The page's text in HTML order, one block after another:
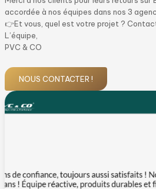
accordée à nos équipes dans nos 3
👉Et vous, quel est votre projet ?
L’équipe,
PVC & CO
NOUS CONTACTER !